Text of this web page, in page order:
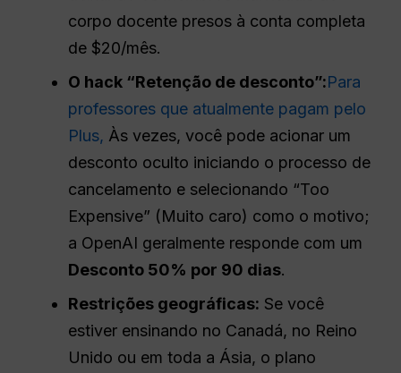
corpo docente presos à conta completa
de $20/mês.
O hack “Retenção de desconto”:Para
professores que atualmente pagam pelo
Plus, Às vezes, você pode acionar um
desconto oculto iniciando o processo de
cancelamento e selecionando “Too
Expensive” (Muito caro) como o motivo;
a OpenAI geralmente responde com um
Desconto 50% por 90 dias.
Restrições geográficas: Se você
estiver ensinando no Canadá, no Reino
Unido ou em toda a Ásia, o plano